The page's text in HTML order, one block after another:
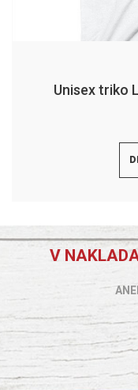
Unisex triko
V